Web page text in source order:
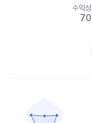
수익성
70
End of interactive
The chart has 1 X
The chart has 1 Y